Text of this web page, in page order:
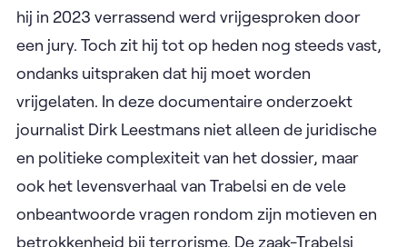
Ondanks een lopende procedure bij het Europees
Hof voor de Rechten van de Mens over deze
uitlevering, werd Trabelsi alsnog overgeleverd.
België werd hiervoor later veroordeeld door het
EHRM, maar bleef terughoudend om hem terug te
nemen.
In de VS zat Trabelsi tien jaar in voorarrest, waarna
hij in 2023 verrassend werd vrijgesproken door
een jury. Toch zit hij tot op heden nog steeds vast,